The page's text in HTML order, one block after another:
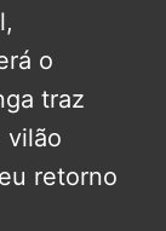
o
traz
vilão
retorno